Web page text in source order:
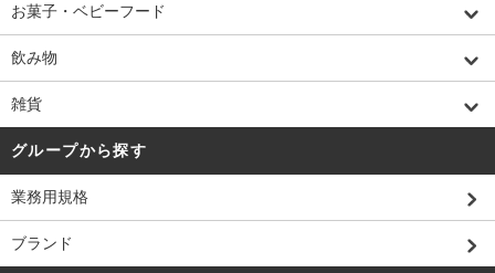
お菓子・ベビーフード
飲み物
雑貨
グループから探す
業務用規格
ブランド